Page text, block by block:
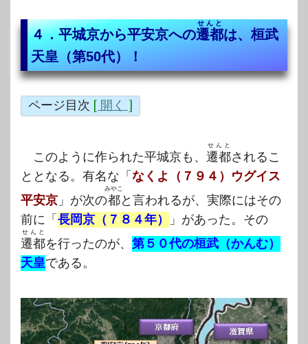
４．平城京から平安京への遷都
せんと
は、桓武
天皇（第50代）！
ページ目次 [ 開く ]
このように作られた平城京も、 遷都
せんと
されるこ
ととなる。有名な「なくよ（７９４）ウグイス
平安京 」が次の都
みやこ
と言われるが、実際にはその
前に「長岡京（７８４年）
」があった。その
遷都
せんと
を行ったのが、 第５０代の桓武（かんむ）
天皇である。